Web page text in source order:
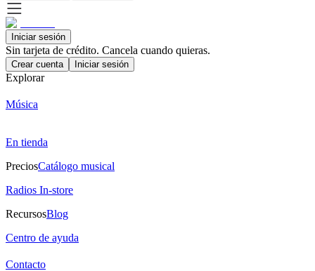
Iniciar sesión
Sin tarjeta de crédito. Cancela cuando quieras.
Crear cuenta Iniciar sesión
Explorar
Música
En tienda
PreciosCatálogo musical
Radios In-store
RecursosBlog
Centro de ayuda
Contacto